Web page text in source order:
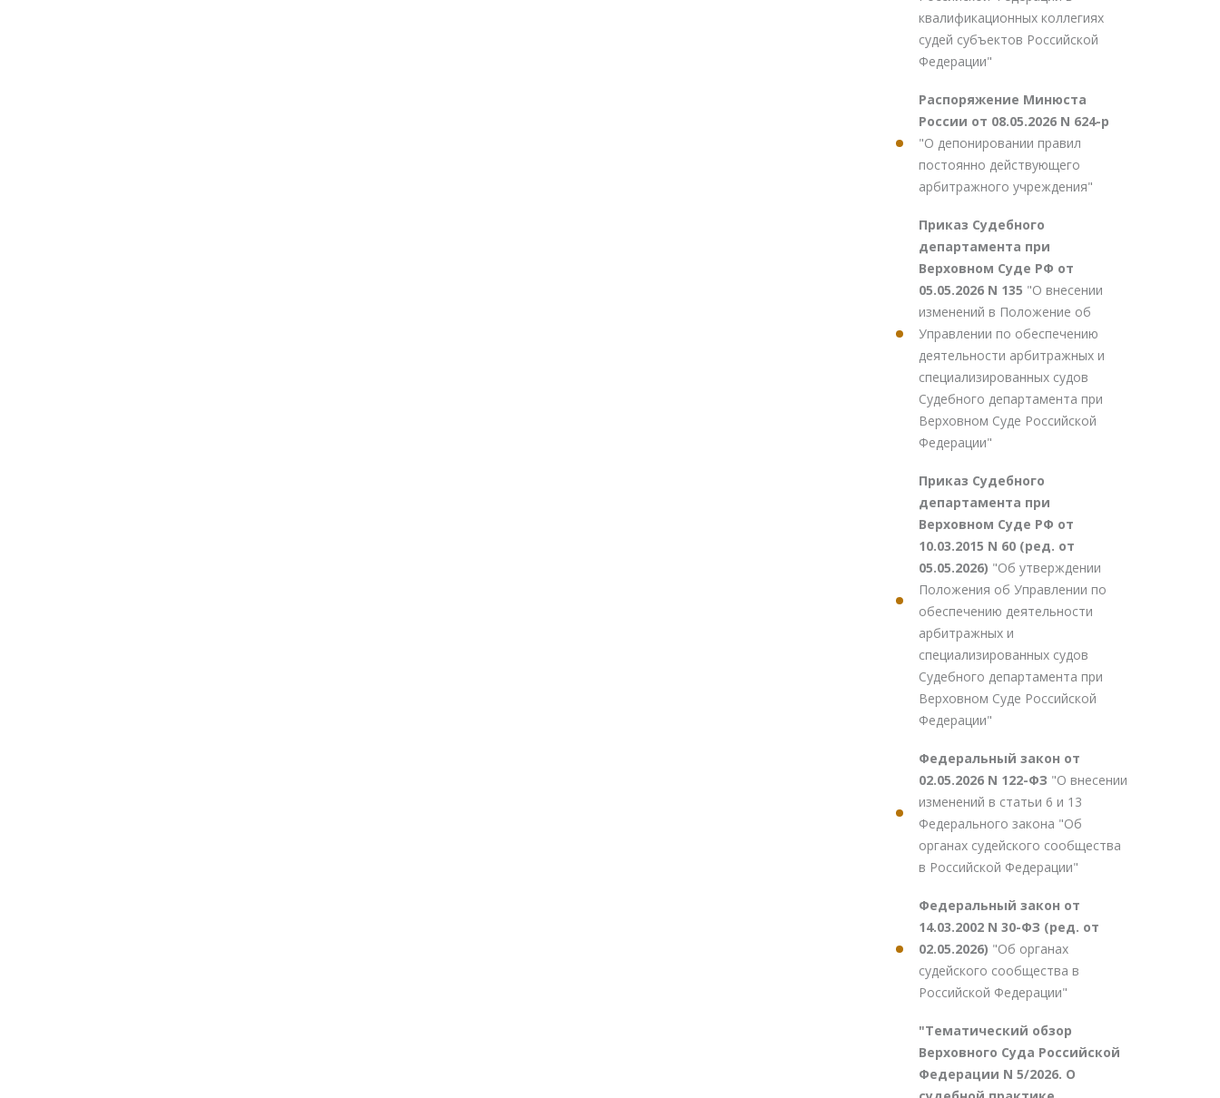
квалификационных коллегиях
судей субъектов Российской
Федерации"
Распоряжение Минюста
России от 08.05.2026 N 624-р
"О депонировании правил
постоянно действующего
арбитражного учреждения"
Приказ Судебного
департамента при
Верховном Суде РФ от
05.05.2026 N 135 "О внесении
изменений в Положение об
Управлении по обеспечению
деятельности арбитражных и
специализированных судов
Судебного департамента при
Верховном Суде Российской
Федерации"
Приказ Судебного
департамента при
Верховном Суде РФ от
10.03.2015 N 60 (ред. от
05.05.2026) "Об утверждении
Положения об Управлении по
обеспечению деятельности
арбитражных и
специализированных судов
Судебного департамента при
Верховном Суде Российской
Федерации"
Федеральный закон от
02.05.2026 N 122-ФЗ "О внесении
изменений в статьи 6 и 13
Федерального закона "Об
органах судейского сообщества
в Российской Федерации"
Федеральный закон от
14.03.2002 N 30-ФЗ (ред. от
02.05.2026) "Об органах
судейского сообщества в
Российской Федерации"
"Тематический обзор
Верховного Суда Российской
Федерации N 5/2026. О